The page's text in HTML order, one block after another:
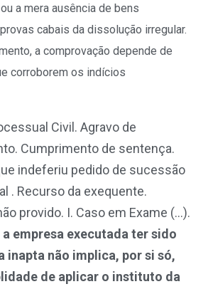
a mera ausência de bens
cabais da dissolução irregular.
a comprovação depende de
corroborem os indícios
Civil. Agravo de
Cumprimento de sentença.
indeferiu pedido de sucessão
. Recurso da exequente.
provido. I. Caso em Exame (…).
empresa executada ter sido
inapta não implica, por si só,
de aplicar o instituto da